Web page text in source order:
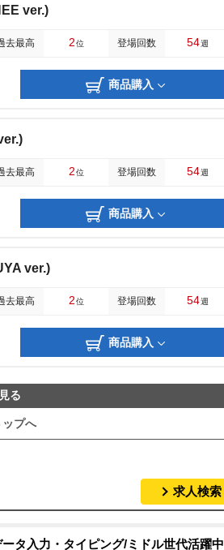
ver.)
去最高 2位 登場回数 54週
商品購入
去最高 2位 登場回数 54週
商品購入
ver.)
去最高 2位 登場回数 54週
商品購入
る
ップへ
求人検索
ータ入力・タイピング/ミドル世代活躍中